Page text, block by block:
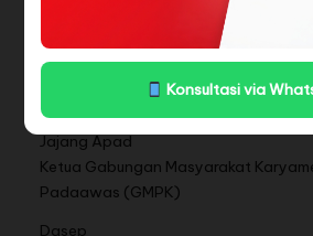
Konsultasi via
Wassalamu’alaikum warahmatullahi
Hormat kami,
Atas Nama Warga Masyarakat Desa
Tokoh Pemuda-Pemudi Karyamekar
Jajang Apad
Ketua Gabungan Masyarakat
Padaawas (GMPK)
Dasep